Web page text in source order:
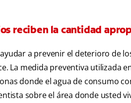
reciben la cantidad
a prevenir el deterioro de
La medida preventiva utilizada
donde el agua de consumo
sobre el área donde usted